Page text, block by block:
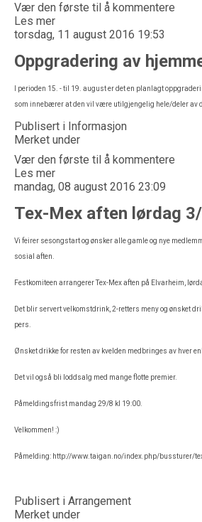
Vær den første til å kommentere
Les mer
torsdag, 11 august 2016 19:53
Oppgradering av
I perioden 15. - til 19. august er det en planlagt
som innebærer at den vil være utilgjengelig hele/deler av
Publisert i Informasjon
Merket under
Vær den første til å kommentere
Les mer
mandag, 08 august 2016 23:09
Tex-Mex aften lørdag
Vi feirer sesongstart og ønsker alle gamle og nye
sosial aften.
Festkomiteen arrangerer Tex-Mex aften på Elvarheim,
Det blir servert velkomstdrink, 2-retters meny og ønsket
pers.
Ønsket drikke for resten av kvelden medbringes av hver
Det vil også bli loddsalg med mange flotte premier.
Påmeldingsfrist mandag 29/8 kl 19:00.
Velkommen! :)
Påmelding: http://www.taigan.no/index.php/bussturer/
Publisert i Arrangement
Merket under